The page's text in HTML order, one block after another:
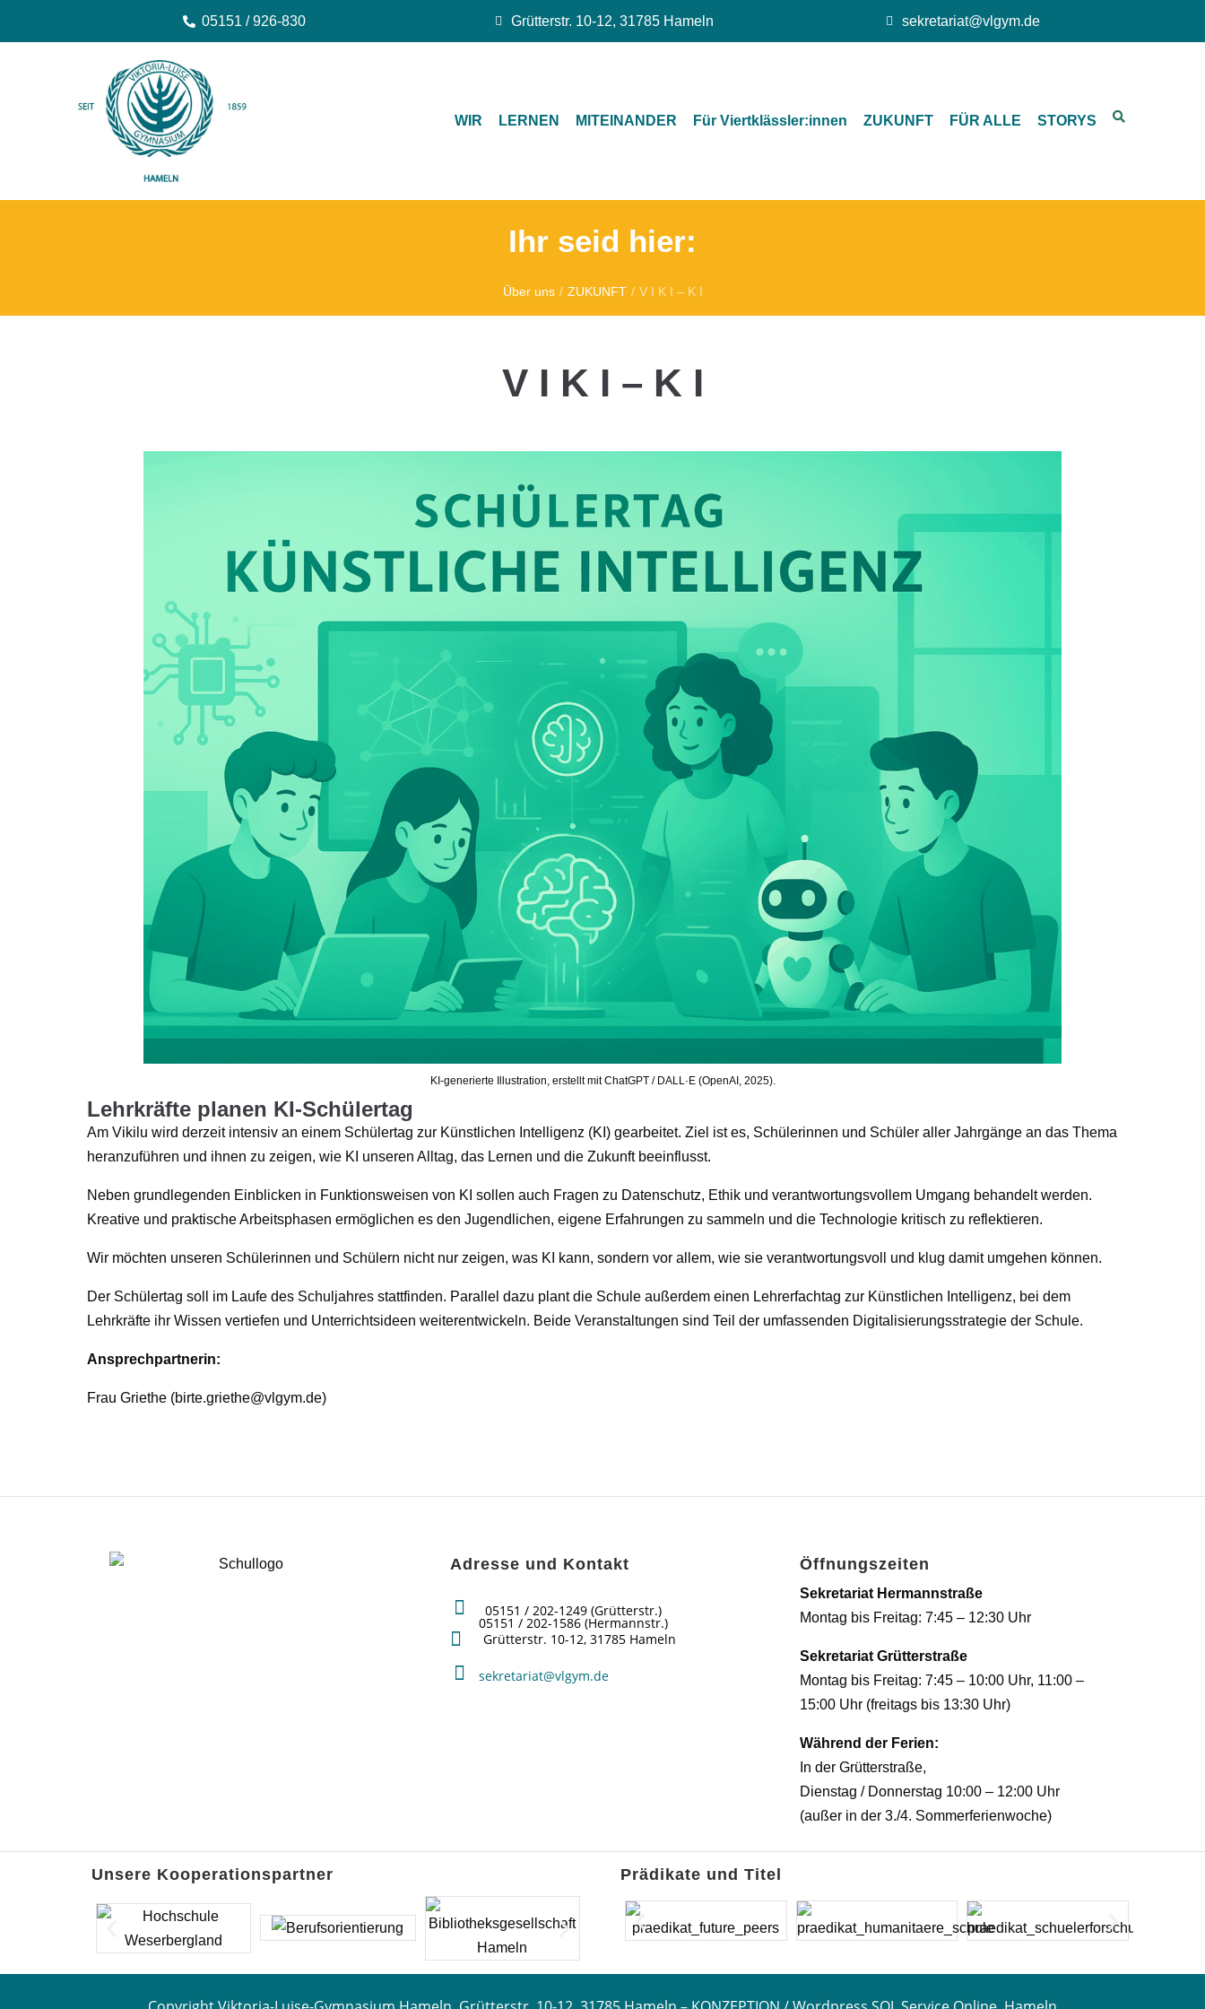
05151 / 926-830 Grütterstr. 10-12, 31785 Hameln sekretariat@vlgym.de
WIR LERNEN MITEINANDER Für Viertklässler:innen ZUKUNFT FÜR ALLE STORYS
Ihr seid hier:
Über uns / ZUKUNFT / V I K I – K I
V I K I – K I
KI-generierte Illustration, erstellt mit ChatGPT / DALL·E (OpenAI, 2025).
Lehrkräfte planen KI-Schülertag
Am Vikilu wird derzeit intensiv an einem Schülertag zur Künstlichen Intelligenz (KI) gearbeitet. Ziel ist es, Schülerinnen und Schüler aller Jahrgänge an das Thema
heranzuführen und ihnen zu zeigen, wie KI unseren Alltag, das Lernen und die Zukunft beeinflusst.
Neben grundlegenden Einblicken in Funktionsweisen von KI sollen auch Fragen zu Datenschutz, Ethik und verantwortungsvollem Umgang behandelt werden.
Kreative und praktische Arbeitsphasen ermöglichen es den Jugendlichen, eigene Erfahrungen zu sammeln und die Technologie kritisch zu reflektieren.
Wir möchten unseren Schülerinnen und Schülern nicht nur zeigen, was KI kann, sondern vor allem, wie sie verantwortungsvoll und klug damit umgehen können.
Der Schülertag soll im Laufe des Schuljahres stattfinden. Parallel dazu plant die Schule außerdem einen Lehrerfachtag zur Künstlichen Intelligenz, bei dem
Lehrkräfte ihr Wissen vertiefen und Unterrichtsideen weiterentwickeln. Beide Veranstaltungen sind Teil der umfassenden Digitalisierungsstrategie der Schule.
Ansprechpartnerin:
Frau Griethe (birte.griethe@vlgym.de)
Adresse und Kontakt
05151 / 202-1249 (Grütterstr.)
05151 / 202-1586 (Hermannstr.)
Grütterstr. 10-12, 31785 Hameln
sekretariat@vlgym.de
Öffnungszeiten
Sekretariat Hermannstraße
Montag bis Freitag: 7:45 – 12:30 Uhr
Sekretariat Grütterstraße
Montag bis Freitag: 7:45 – 10:00 Uhr, 11:00 –
15:00 Uhr (freitags bis 13:30 Uhr)
Während der Ferien:
In der Grütterstraße,
Dienstag / Donnerstag 10:00 – 12:00 Uhr
(außer in der 3./4. Sommerferienwoche)
Unsere Kooperationspartner Prädikate und Titel